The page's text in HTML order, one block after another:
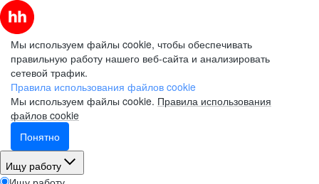
Мы используем файлы cookie, чтобы обеспечивать
правильную работу нашего веб-сайта и анализировать
сетевой трафик.
Правила использования файлов cookie
Мы используем файлы cookie. Правила использования
файлов cookie
Понятно
Ищу работу